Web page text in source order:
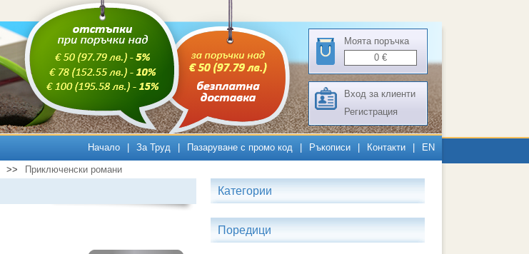
Моята поръчка
0 €
Вход за клиенти
Регистрация
Начало За Труд Пазаруване с промо код Ръкописи Контакти EN
>> Приключенски романи
Категории
Поредици